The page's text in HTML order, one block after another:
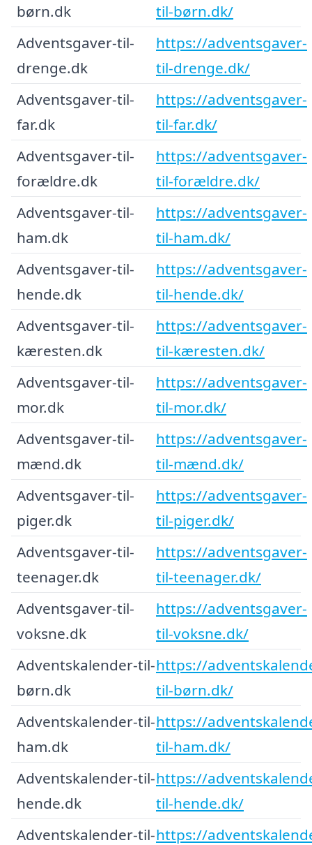
børn.dk
til-børn.dk/
Adventsgaver-til-
drenge.dk
https://adventsgaver-
til-drenge.dk/
Adventsgaver-til-
far.dk
https://adventsgaver-
til-far.dk/
Adventsgaver-til-
forældre.dk
https://adventsgaver-
til-forældre.dk/
Adventsgaver-til-
ham.dk
https://adventsgaver-
til-ham.dk/
Adventsgaver-til-
hende.dk
https://adventsgaver-
til-hende.dk/
Adventsgaver-til-
kæresten.dk
https://adventsgaver-
til-kæresten.dk/
Adventsgaver-til-
mor.dk
https://adventsgaver-
til-mor.dk/
Adventsgaver-til-
mænd.dk
https://adventsgaver-
til-mænd.dk/
Adventsgaver-til-
piger.dk
https://adventsgaver-
til-piger.dk/
Adventsgaver-til-
teenager.dk
https://adventsgaver-
til-teenager.dk/
Adventsgaver-til-
voksne.dk
https://adventsgaver-
til-voksne.dk/
Adventskalender-til-
børn.dk
https://
til-børn.dk/
Adventskalender-til-
ham.dk
https://
til-ham.dk/
Adventskalender-til-
hende.dk
https://
til-hende.dk/
Adventskalender-til-https://